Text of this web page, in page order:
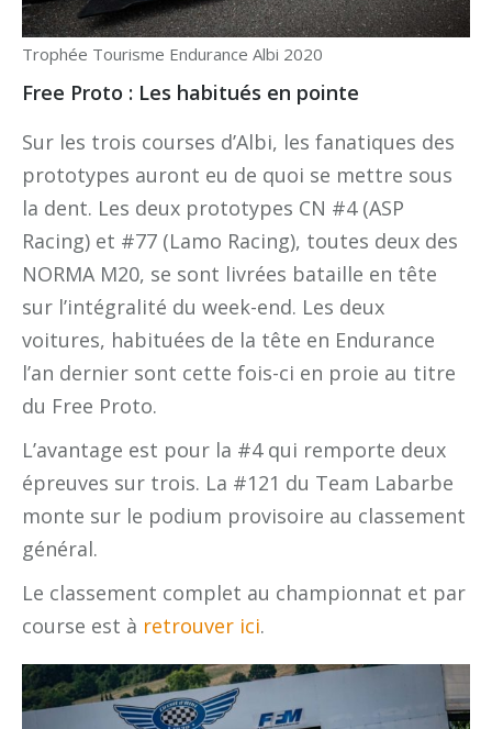
Trophée Tourisme Endurance Albi 2020
Free Proto : Les habitués en pointe
Sur les trois courses d’Albi, les fanatiques des
prototypes auront eu de quoi se mettre sous
la dent. Les deux prototypes CN #4 (ASP
Racing) et #77 (Lamo Racing), toutes deux des
NORMA M20, se sont livrées bataille en tête
sur l’intégralité du week-end. Les deux
voitures, habituées de la tête en Endurance
l’an dernier sont cette fois-ci en proie au titre
du Free Proto.
L’avantage est pour la #4 qui remporte deux
épreuves sur trois. La #121 du Team Labarbe
monte sur le podium provisoire au classement
général.
Le classement complet au championnat et par
course est à retrouver ici.